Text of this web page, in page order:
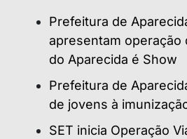
Prefeitura de
apresentam operação
do Aparecida é Show
Prefeitura de
de jovens à
SET inicia Operação